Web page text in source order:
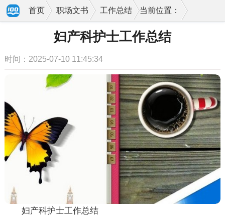
当前位置：
首页 职场文书 工作总结
妇产科护士工作总结
时间：2025-07-10 11:45:34
妇产科护士工作总结